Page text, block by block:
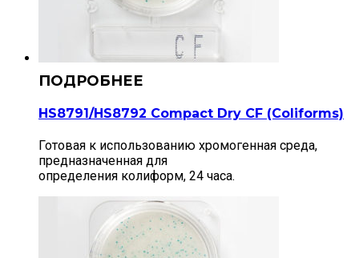
HS8791/HS8792 Compact Dry CF (Сoliforms)
Готовая к использованию хромогенная среда,
предназначенная для
определения колиформ, 24 часа.